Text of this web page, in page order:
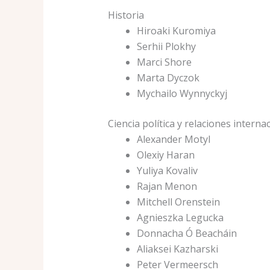
Historia
Hiroaki Kuromiya
Serhii Plokhy
Marci Shore
Marta Dyczok
Mychailo Wynnyckyj
Ciencia política y relaciones
Alexander Motyl
Olexiy Haran
Yuliya Kovaliv
Rajan Menon
Mitchell Orenstein
Agnieszka Legucka
Donnacha Ó Beacháin
Aliaksei Kazharski
Peter Vermeersch